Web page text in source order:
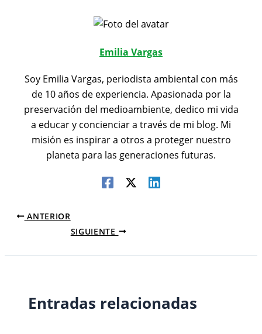
Emilia Vargas
Soy Emilia Vargas, periodista ambiental con más
de 10 años de experiencia. Apasionada por la
preservación del medioambiente, dedico mi vida
a educar y concienciar a través de mi blog. Mi
misión es inspirar a otros a proteger nuestro
planeta para las generaciones futuras.
ANTERIOR
SIGUIENTE
Entradas relacionadas